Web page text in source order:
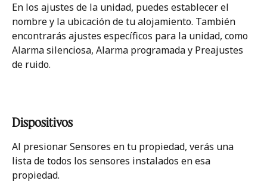
En los ajustes de la unidad, puedes establecer el
nombre y la ubicación de tu alojamiento. También
encontrarás ajustes específicos para la unidad, como
Alarma silenciosa, Alarma programada y Preajustes
de ruido.
Dispositivos
Al presionar Sensores en tu propiedad, verás una
lista de todos los sensores instalados en esa
propiedad.